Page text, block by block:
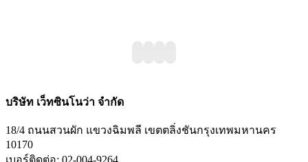
บริษัท เว็ทซินโนว่า จำกัด
18/4 ถนนสวนผัก แขวงฉิมพลี เขตตลิ่งชันกรุงเทพมหานคร
10170